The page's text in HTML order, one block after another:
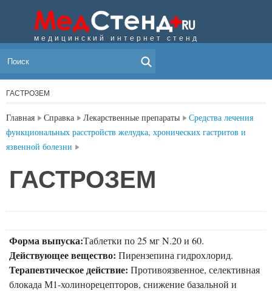
медицинский интернет стенд
ГАСТРОЗЕМ
Главная Справка Лекарственные препараты
Средства лечения
функциональных расстройств желудка, хронических гастритов и
язвенной болезни
ГАСТРОЗЕМ
Форма выпуска:Таблетки по 25 мг N.20 и 60.
Действующее вещество: Пирензепина гидрохлорид.
Терапевтическое действие: Противоязвенное, селективная
блокада М1-холинорецепторов, снижение базальной и